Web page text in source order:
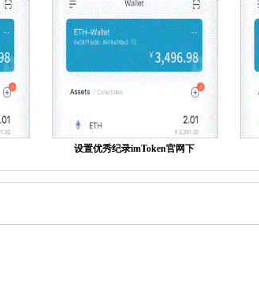
设置优秀纪录imToken官网下